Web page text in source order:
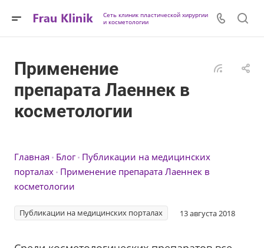
Сеть клиник пластической хирургии
и косметологии
Применение
препарата Лаеннек в
косметологии
Главная Блог Публикации на медицинских
порталах Применение препарата Лаеннек в
косметологии
Публикации на медицинских порталах 13 августа 2018